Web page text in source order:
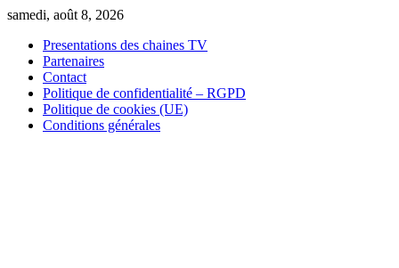
Skip
content
samedi, août 8, 2026
Presentations des chaines TV
Partenaires
Contact
Politique de confidentialité – RGPD
Politique de cookies (UE)
Conditions générales